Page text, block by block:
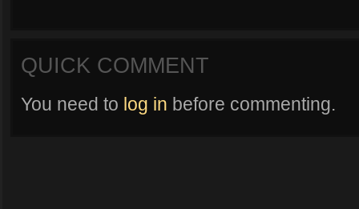
QUICK COMMENT
You need to log in before commenting.